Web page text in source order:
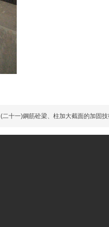
(二十一)鋼筋砼梁、柱加大截面的加固